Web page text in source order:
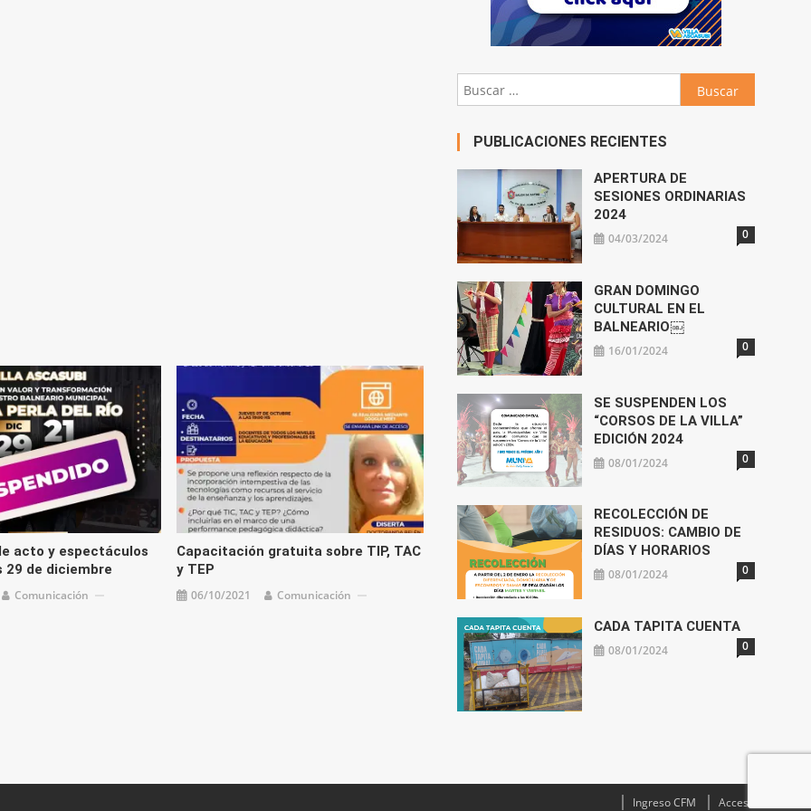
acto y espectáculos
29 de diciembre
Comunicación
Capacitación gratuita sobre TIP, TAC
y TEP
06/10/2021 Comunicación
Buscar:
PUBLICACIONES RECIENTES
APERTURA DE
SESIONES ORDINARIAS
2024
04/03/2024 0
GRAN DOMINGO
CULTURAL EN EL
BALNEARIO￼
16/01/2024 0
SE SUSPENDEN LOS
“CORSOS DE LA VILLA”
EDICIÓN 2024
08/01/2024 0
RECOLECCIÓN DE
RESIDUOS: CAMBIO DE
DÍAS Y HORARIOS
08/01/2024 0
CADA TAPITA CUENTA
08/01/2024 0
Ingreso CFM Acceso